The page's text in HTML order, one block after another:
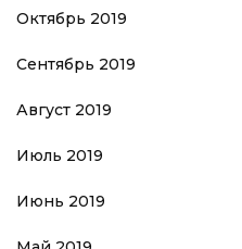
Октябрь 2019
Сентябрь 2019
Август 2019
Июль 2019
Июнь 2019